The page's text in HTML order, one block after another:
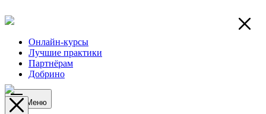
Онлайн-курсы
Лучшие практики
Партнёрам
Добрино
Меню